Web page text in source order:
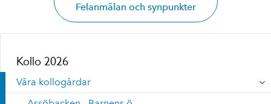
Felanmälan och synpunkter
Kollo 2026
Våra kollogårdar